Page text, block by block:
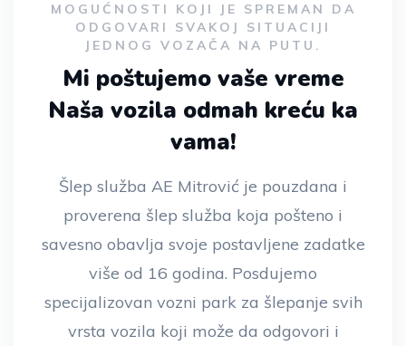
MOGUĆNOSTI KOJI JE SPREMAN DA
ODGOVARI SVAKOJ SITUACIJI
JEDNOG VOZAČA NA PUTU.
Mi poštujemo vaše vreme
Naša vozila odmah kreću ka
vama!
Šlep služba AE Mitrović je pouzdana i
proverena šlep služba koja pošteno i
savesno obavlja svoje postavljene zadatke
više od 16 godina. Posdujemo
specijalizovan vozni park za šlepanje svih
vrsta vozila koji može da odgovori i